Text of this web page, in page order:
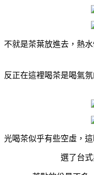
不就是茶葉放進去，熱
反正在這裡喝茶是喝氣
光喝茶似乎有些空虛，
選了台